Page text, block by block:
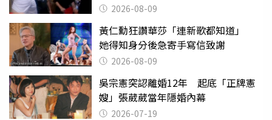
2026-08-09
黃仁勳狂讚華莎「連新歌都知道」
她得知身分後急寄手寫信致謝
2026-08-09
吳宗憲突認離婚12年 起底「正牌憲
嫂」張葳葳當年隱婚內幕
2026-07-19